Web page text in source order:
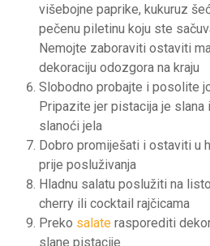
višebojne paprike, kukuruz
pečenu piletinu koju ste
Nemojte zaboraviti ostaviti
dekoraciju odozgora na kraju
Slobodno probajte i posolite
Pripazite jer pistacija je
slanoći jela
Dobro promiješati i ostaviti u
prije posluživanja
Hladnu salatu poslužiti na
cherry ili cocktail rajčicama
Preko salate rasporediti
slane pistacije